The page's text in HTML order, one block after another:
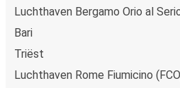
Luchthaven Bergamo Orio al
Bari
Triëst
Luchthaven Rome Fiumicino